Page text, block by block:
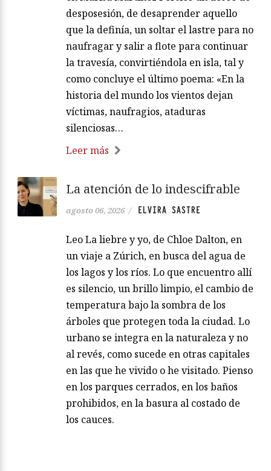
desposesión, de desaprender aquello
que la definía, un soltar el lastre para no
naufragar y salir a flote para continuar
la travesía, convirtiéndola en isla, tal y
como concluye el último poema: «En la
historia del mundo los vientos dejan
víctimas, naufragios, ataduras
silenciosas…
Leer más
La atención de lo indescifrable
agosto 06, 2026 / ELVIRA SASTRE
Leo La liebre y yo, de Chloe Dalton, en
un viaje a Zúrich, en busca del agua de
los lagos y los ríos. Lo que encuentro allí
es silencio, un brillo limpio, el cambio de
temperatura bajo la sombra de los
árboles que protegen toda la ciudad. Lo
urbano se integra en la naturaleza y no
al revés, como sucede en otras capitales
en las que he vivido o he visitado. Pienso
en los parques cerrados, en los baños
prohibidos, en la basura al costado de
los cauces.